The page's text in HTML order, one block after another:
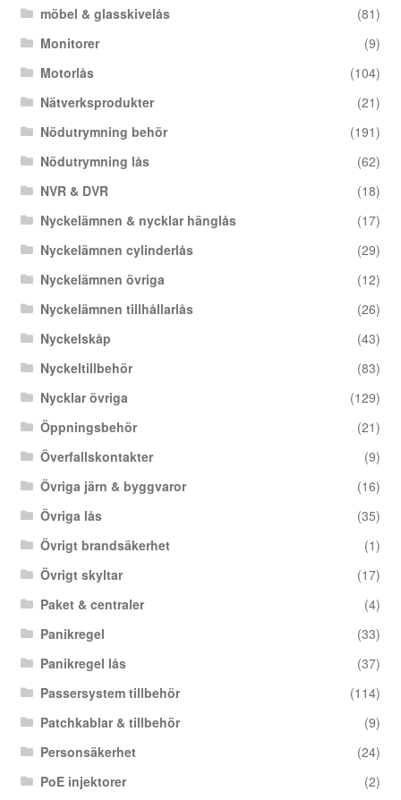
möbel & glasskivelås
(81)
Monitorer
(9)
Motorlås
(104)
Nätverksprodukter
(21)
Nödutrymning behör
(191)
Nödutrymning lås
(62)
NVR & DVR
(18)
Nyckelämnen & nycklar hänglås
(17)
Nyckelämnen cylinderlås
(29)
Nyckelämnen övriga
(12)
Nyckelämnen tillhållarlås
(26)
Nyckelskåp
(43)
Nyckeltillbehör
(83)
Nycklar övriga
(129)
Öppningsbehör
(21)
Överfallskontakter
(9)
Övriga järn & byggvaror
(16)
Övriga lås
(35)
Övrigt brandsäkerhet
(1)
Övrigt skyltar
(17)
Paket & centraler
(4)
Panikregel
(33)
Panikregel lås
(37)
Passersystem tillbehör
(114)
Patchkablar & tillbehör
(9)
Personsäkerhet
(24)
PoE injektorer
(2)